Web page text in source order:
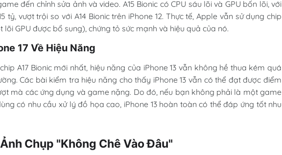
đến chỉnh sửa ảnh và video. A15 Bionic có CPU sáu lõi và GPU bốn lõi, với
tỷ, vượt trội so với A14 Bionic trên iPhone 12. Thực tế, Apple vẫn sử dụng chip
lõi GPU được bổ sung), chứng tỏ sức mạnh và hiệu quả của nó.
17 Về Hiệu Năng
A17 Bionic mới nhất, hiệu năng của iPhone 13 vẫn không hề thua kém quá
Các bài kiểm tra hiệu năng cho thấy iPhone 13 vẫn có thể đạt được điểm
mà các ứng dụng và game nặng. Do đó, nếu bạn không phải là một game
có nhu cầu xử lý đồ họa cao, iPhone 13 hoàn toàn có thể đáp ứng tốt nhu
Chụp "Không Chê Vào Đâu"